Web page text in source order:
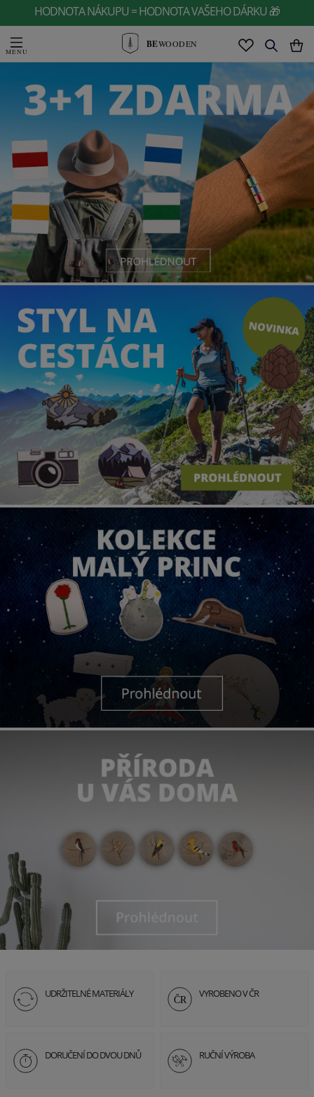
HODNOTA NÁKUPU = HODNOTA VAŠEHO DÁRKU 🎁
BEWOODEN
UDRŽITELNÉ MATERIÁLY VYROBENO V ČR
DORUČENÍ DO DVOU DNŮ RUČNÍ VÝROBA